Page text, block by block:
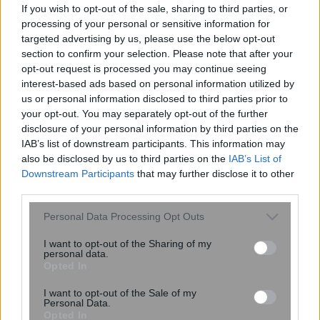
If you wish to opt-out of the sale, sharing to third parties, or
processing of your personal or sensitive information for
targeted advertising by us, please use the below opt-out
section to confirm your selection. Please note that after your
opt-out request is processed you may continue seeing
interest-based ads based on personal information utilized by
us or personal information disclosed to third parties prior to
your opt-out. You may separately opt-out of the further
disclosure of your personal information by third parties on the
IAB’s list of downstream participants. This information may
also be disclosed by us to third parties on the IAB’s List of
Downstream Participants that may further disclose it to other
Please note that this website/app uses one or more Google
not limited to your visit or usage behaviour. You may click to
grant or deny consent to Google and its third-party tags to
consent section.
Personal Data Processing Opt Outs
I want to opt-out of the Sharing of my
personal data.
I want to opt-out of the Sale of my
Personal Data.
Πολύ υψηλός κίνδυνος πυρκαγιάς την
Κυριακή – Red Code σε Αττική και